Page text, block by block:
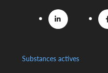
Substances actives